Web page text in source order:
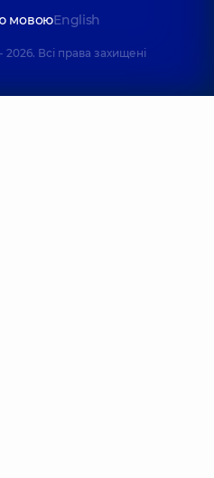
мовоюEnglish
Всі права захищені